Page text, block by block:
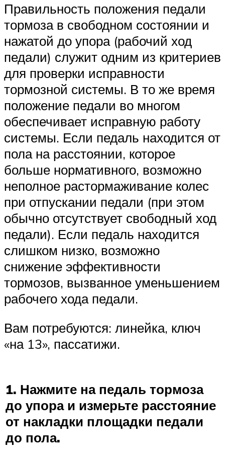
Правильность положения педали
тормоза в свободном состоянии и
нажатой до упора (рабочий ход
педали) служит одним из критериев
для проверки исправности
тормозной системы. В то же время
положение педали во многом
обеспечивает исправную работу
системы. Если педаль находится от
пола на расстоянии, которое
больше нормативного, возможно
неполное растормаживание колес
при отпускании педали (при этом
обычно отсутствует свободный ход
педали). Если педаль находится
слишком низко, возможно
снижение эффективности
тормозов, вызванное уменьшением
рабочего хода педали.
Вам потребуются: линейка, ключ
«на 13», пассатижи.
1. Нажмите на педаль тормоза
до упора и измерьте расстояние
от накладки площадки педали
до пола.